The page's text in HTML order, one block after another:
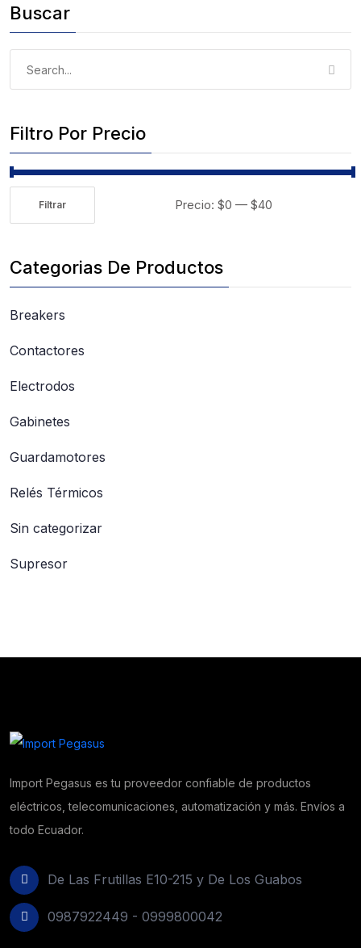
Buscar
Filtro Por Precio
Filtrar Precio: $0 — $40
Categorias De Productos
Breakers
Contactores
Electrodos
Gabinetes
Guardamotores
Relés Térmicos
Sin categorizar
Supresor
Import Pegasus es tu proveedor confiable de productos
eléctricos, telecomunicaciones, automatización y más. Envíos a
todo Ecuador.
De Las Frutillas E10-215 y De Los Guabos
0987922449 - 0999800042